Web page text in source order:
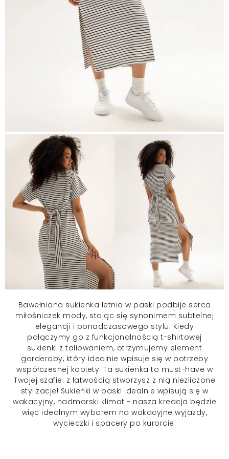
Bawełniana sukienka letnia w paski podbije serca
miłośniczek mody, stając się synonimem subtelnej
elegancji i ponadczasowego stylu. Kiedy
połączymy go z funkcjonalnością t-shirtowej
sukienki z taliowaniem, otrzymujemy element
garderoby, który idealnie wpisuje się w potrzeby
współczesnej kobiety. Ta sukienka to must-have w
Twojej szafie: z łatwością stworzysz z nią niezliczone
stylizacje! Sukienki w paski idealnie wpisują się w
wakacyjny, nadmorski klimat - nasza kreacja będzie
więc idealnym wyborem na wakacyjne wyjazdy,
wycieczki i spacery po kurorcie.